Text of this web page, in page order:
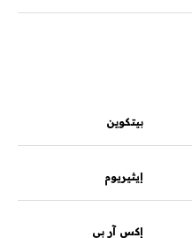
بيتكوين
إيثيريوم
إكس آر بي